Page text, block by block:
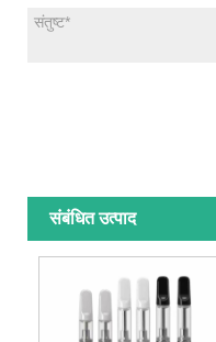
संबंधित उत्पाद